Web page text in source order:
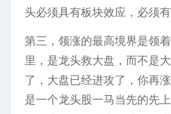
头必须具有板块效应，必须有
第三，领涨的最高境界是领
里，是龙头救大盘，而不是
了，大盘已经进攻了，你再
是一个龙头股一马当先的先